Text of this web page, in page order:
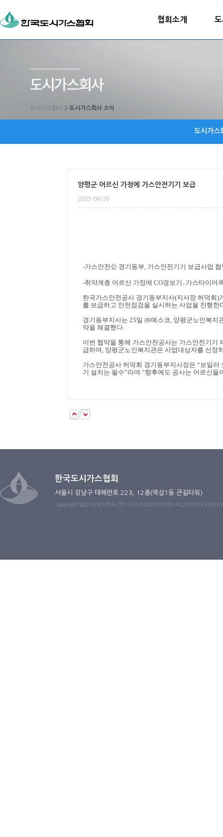
협회소개
도시가스회사 > 도시가스회사 소식
도시가스
양평군 어르신 가정에 가스안전기기 보급
2025-06-26
-가스안전公 경기동부, 가스안전기기 보급사업
-취약계층 어르신 가정에 CO경보기 ․ 가스타이머
한국가스안전공사 경기동부지사(지사장 허덕회)
를 보급하고 안전점검을 실시하는 사업을 진행한
경기동부지사는 25일 ㈜예스코, 양평군노인복지
약을 체결했다.
이번 협약을 통해 가스안전공사는 가스안전기
급하며, 양평군노인복지관은 사업대상자를 선정
가스안전공사 허덕회 경기동부지사장은 “보일러
기 설치는 필수”라며 “향후에도 공사는 어르신들
한국도시가스협회
서울시 강남구 테헤란로 223, 12층(역삼1동 큰길타워)
Copyright ©2016 KOREA CITY GAS ASSOCIATION ALL RIGHTS